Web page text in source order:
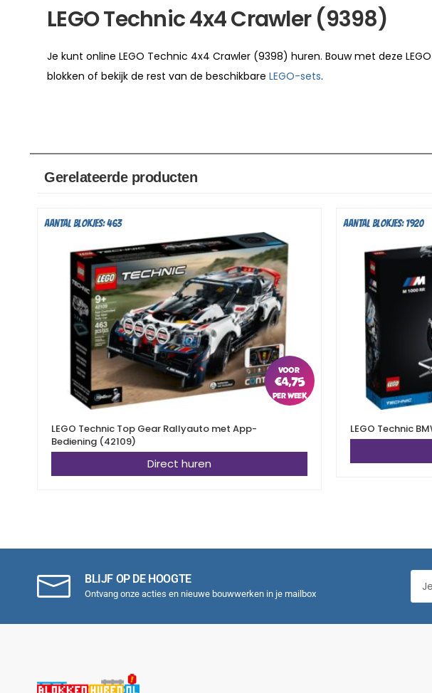
LEGO Technic 4x4 Crawler (9398)
Je kunt online LEGO Technic 4x4 Crawler (9398) huren. Bouw met deze
blokken of bekijk de rest van de beschikbare LEGO-sets.
Gerelateerde producten
Aantal blokjes: 463
€4,75
LEGO Technic Top Gear Rallyauto met App-
Bediening (42109)
Direct huren
Aantal blokjes: 1920
LEGO Technic
BLIJF OP DE HOOGTE
Ontvang onze acties en nieuwe bouwwerken in je mailbox